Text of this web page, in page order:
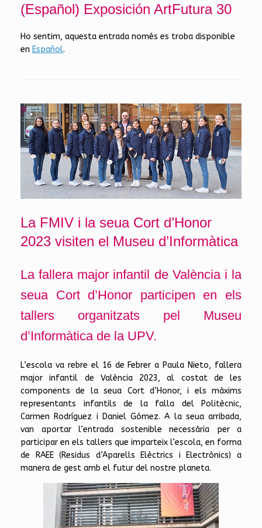
(Español) Exposición ArtFutura 30
Ho sentim, aquesta entrada només es troba disponible
en Español.
La FMIV i la seua Cort d’Honor
2023 visiten el Museu d’Informàtica
La fallera major infantil de València i la
seua Cort d’Honor participen en els
tallers organitzats pel Museu
d’Informàtica de la UPV.
L’escola va rebre el 16 de Febrer a Paula Nieto, fallera
major infantil de València 2023, al costat de les
components de la seua Cort d’Honor, i els màxims
representants infantils de la falla del Politècnic,
Carmen Rodríguez i Daniel Gómez. A la seua arribada,
van aportar l’entrada sostenible necessària per a
participar en els tallers que imparteix l’escola, en forma
de RAEE (Residus d’Aparells Elèctrics i Electrònics) a
manera de gest amb el futur del nostre planeta.